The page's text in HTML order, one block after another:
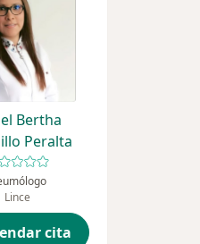
Bertha
Peralta
Lince
cita